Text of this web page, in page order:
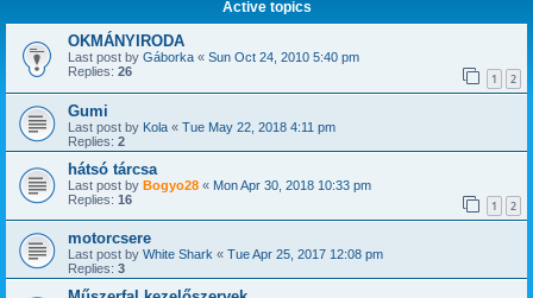
Active topics
OKMÁNYIRODA
Last post by Gáborka « Sun Oct 24, 2010 5:40 pm
Replies: 26 1 2
Gumi
Last post by Kola « Tue May 22, 2018 4:11 pm
Replies: 2
hátsó tárcsa
Last post by Bogyo28 « Mon Apr 30, 2018 10:33 pm
Replies: 16 1 2
motorcsere
Last post by White Shark « Tue Apr 25, 2017 12:08 pm
Replies: 3